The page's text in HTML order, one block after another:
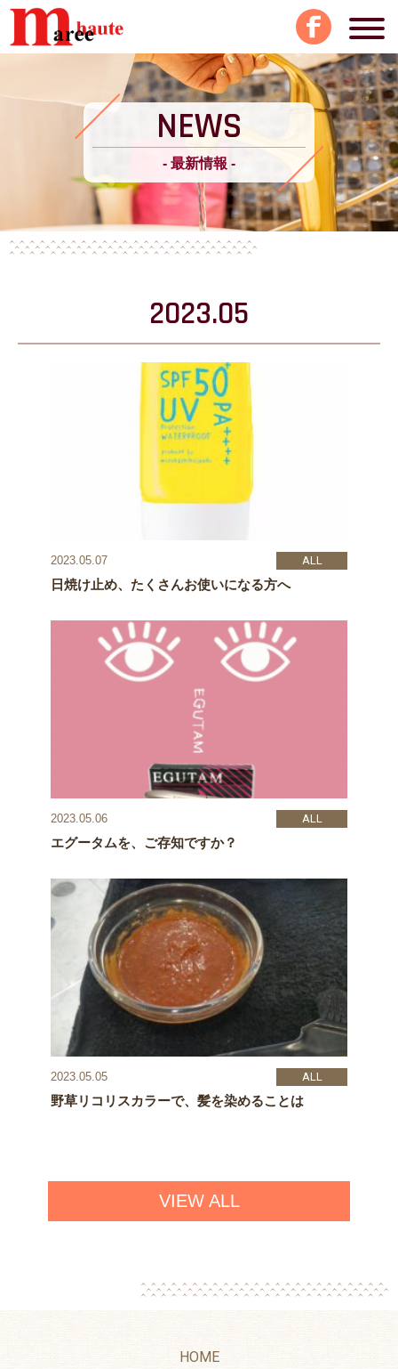
NEWS
- 最新情報 -
2023.05
2023.05.07 ALL
日焼け止め、たくさんお使いになる方へ
2023.05.06 ALL
エグータムを、ご存知ですか？
2023.05.05 ALL
野草リコリスカラーで、髪を染めることは
VIEW ALL
HOME